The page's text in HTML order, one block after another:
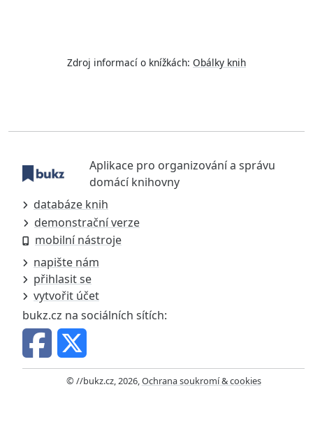
Zdroj informací o knížkách: Obálky knih
Aplikace pro organizování a správu
domácí knihovny
databáze knih
demonstrační verze
mobilní nástroje
napište nám
přihlasit se
vytvořit účet
bukz.cz na sociálních sítích:
© //bukz.cz, 2026,Ochrana soukromí & cookies